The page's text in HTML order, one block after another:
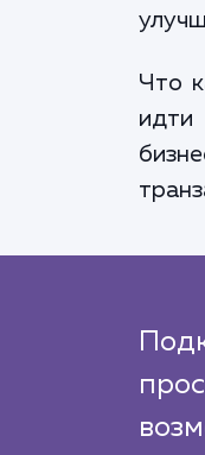
Что
идти